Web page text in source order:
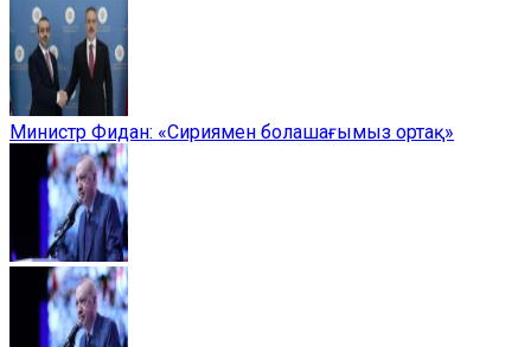
Министр Фидан: «Сириямен болашағымыз ортақ»